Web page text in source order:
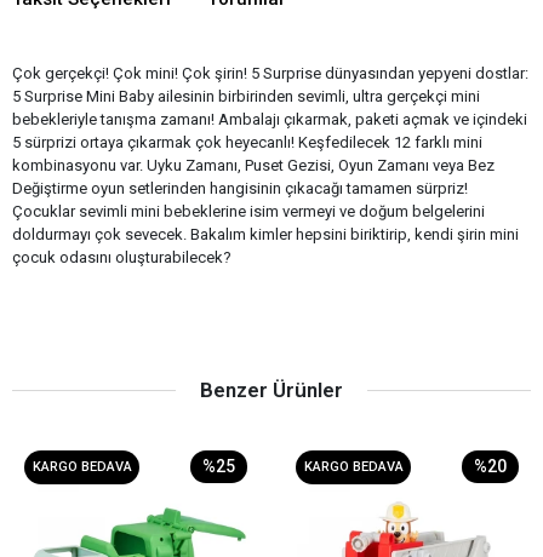
Çok gerçekçi! Çok mini! Çok şirin! 5 Surprise dünyasından yepyeni dostlar:
5 Surprise Mini Baby ailesinin birbirinden sevimli, ultra gerçekçi mini
bebekleriyle tanışma zamanı! Ambalajı çıkarmak, paketi açmak ve içindeki
5 sürprizi ortaya çıkarmak çok heyecanlı! Keşfedilecek 12 farklı mini
kombinasyonu var. Uyku Zamanı, Puset Gezisi, Oyun Zamanı veya Bez
Değiştirme oyun setlerinden hangisinin çıkacağı tamamen sürpriz!
Çocuklar sevimli mini bebeklerine isim vermeyi ve doğum belgelerini
doldurmayı çok sevecek. Bakalım kimler hepsini biriktirip, kendi şirin mini
çocuk odasını oluşturabilecek?
Benzer Ürünler
KARGO BEDAVA %25 KARGO BEDAVA %20